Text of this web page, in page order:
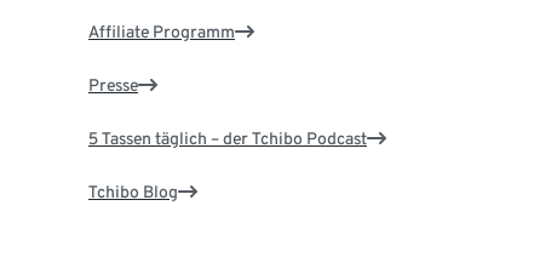
Affiliate Programm
Presse
5 Tassen täglich – der Tchibo Podcast
Tchibo Blog